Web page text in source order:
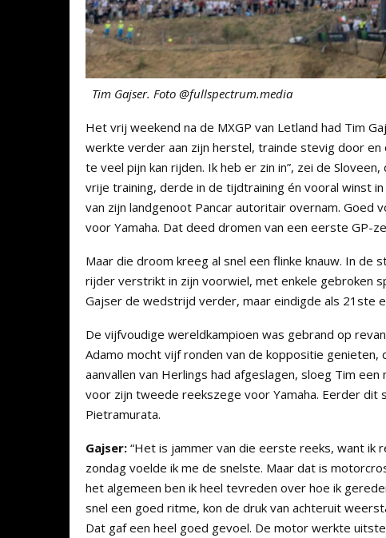
Tim Gajser. Foto @fullspectrum.media
Het vrij weekend na de MXGP van Letland had Tim
werkte verder aan zijn herstel, trainde stevig door
te veel pijn kan rijden. Ik heb er zin in”, zei de
vrije training, derde in de tijdtraining én vooral winst
van zijn landgenoot Pancar autoritair overnam.
voor Yamaha. Dat deed dromen van een eerste GP-
Maar die droom kreeg al snel een flinke knauw. In
rijder verstrikt in zijn voorwiel, met enkele gebroken
Gajser de wedstrijd verder, maar eindigde als 21ste
De vijfvoudige wereldkampioen was gebrand op
Adamo mocht vijf ronden van de koppositie genieten,
aanvallen van Herlings had afgeslagen, sloeg Tim
voor zijn tweede reekszege voor Yamaha. Eerder
Pietramurata.
Gajser: “Het is jammer van die eerste reeks, want ik
zondag voelde ik me de snelste. Maar dat is
het algemeen ben ik heel tevreden over hoe ik
snel een goed ritme, kon de druk van achteruit
Dat gaf een heel goed gevoel. De motor werkte